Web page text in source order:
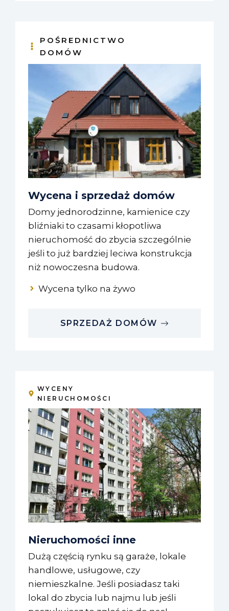
POŚREDNICTWO
DOMÓW
Wycena i sprzedaż domów
Domy jednorodzinne, kamienice czy
bliźniaki to czasami kłopotliwa
nieruchomość do zbycia szczególnie
jeśli to już bardziej leciwa konstrukcja
niż nowoczesna budowa.
Wycena tylko na żywo
SPRZEDAŻ DOMÓW
WYCENY
NIERUCHOMOŚCI
Nieruchomości inne
Dużą częścią rynku są garaże, lokale
handlowe, usługowe, czy
niemieszkalne. Jeśli posiadasz taki
lokal do zbycia lub najmu lub jeśli